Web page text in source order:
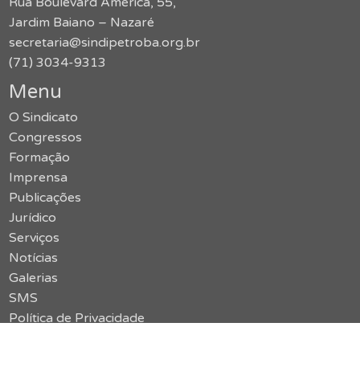
Jardim Baiano – Nazaré
secretaria@sindipetroba.org.br
(71) 3034-9313
Menu
O Sindicato
Congressos
Formação
Imprensa
Publicações
Jurídico
Serviços
Notícias
Galerias
SMS
Política de Privacidade